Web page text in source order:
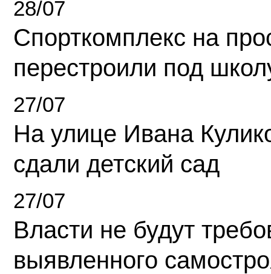
28/07
Спорткомплекс на
перестроили под
27/07
На улице Ивана
сдали детский сад
27/07
Власти не будут
выявленного